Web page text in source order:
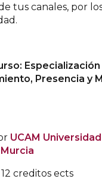
tus canales, por
Presencia y
UCAM
creditos ects